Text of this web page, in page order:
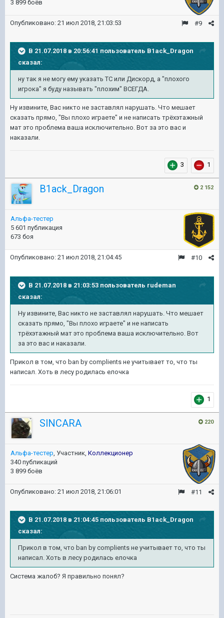
3 899 боёв
#9
Опубликовано: 21 июл 2018, 21:03:53
В 21.07.2018 в 20:56:41 пользователь B1ack_Dragon
сказал:
ну так я не могу ему указать ТС или Дискорд, а "плохого
игрока" я буду называть "плохим" ВСЕГДА.
Ну извините, Вас никто не заставлял нарушать. Что мешает
сказать прямо, "Вы плохо играете" и не написать трёхэтажный
мат это проблема ваша исключительно. Вот за это вас и
наказали.
3 1
2 152
B1ack_Dragon
Альфа-тестер
5 601 публикация
673 боя
#10
Опубликовано: 21 июл 2018, 21:04:45
В 21.07.2018 в 21:03:53 пользователь rudeman
сказал:
Ну извините, Вас никто не заставлял нарушать. Что мешает
сказать прямо, "Вы плохо играете" и не написать
трёхэтажный мат это проблема ваша исключительно. Вот
за это вас и наказали.
Прикол в том, что ban by complients не учитывает то, что ты
написал. Хоть в лесу родилась елочка
1
220
SlNCARA
Альфа-тестер, Участник, Коллекционер
340 публикаций
3 899 боёв
#11
Опубликовано: 21 июл 2018, 21:06:01
В 21.07.2018 в 21:04:45 пользователь B1ack_Dragon
сказал:
Прикол в том, что ban by complients не учитывает то, что ты
написал. Хоть в лесу родилась елочка
Система жалоб? Я правильно понял?